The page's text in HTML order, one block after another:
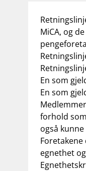
MiCA, og
En som
En som
forhold
også
egnethet